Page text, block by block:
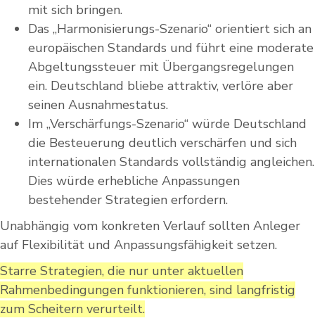
mit sich bringen.
Das „Harmonisierungs-Szenario“ orientiert sich an
europäischen Standards und führt eine moderate
Abgeltungssteuer mit Übergangsregelungen
ein. Deutschland bliebe attraktiv, verlöre aber
seinen Ausnahmestatus.
Im „Verschärfungs-Szenario“ würde Deutschland
die Besteuerung deutlich verschärfen und sich
internationalen Standards vollständig angleichen.
Dies würde erhebliche Anpassungen
bestehender Strategien erfordern.
Unabhängig vom konkreten Verlauf sollten Anleger
auf Flexibilität und Anpassungsfähigkeit setzen.
Starre Strategien, die nur unter aktuellen
Rahmenbedingungen funktionieren, sind langfristig
zum Scheitern verurteilt.